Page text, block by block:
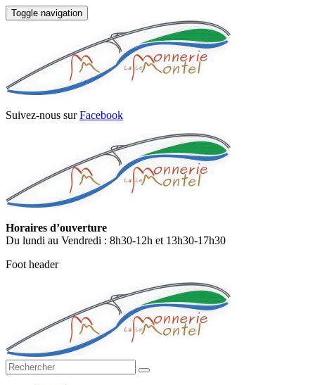
Toggle navigation
Suivez-nous surFacebook
Horaires d’ouverture
Du lundi au Vendredi : 8h30-12h et 13h30-17h30
Foot header